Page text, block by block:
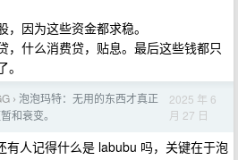
因为这些资金都求稳。
，什么消费贷，贴息。最后这些钱都只
› 泡泡玛特：无用的东西才真正
和衰变。
2025 年 6
月 27 日
有人记得什么是 labubu 吗，关键在于泡